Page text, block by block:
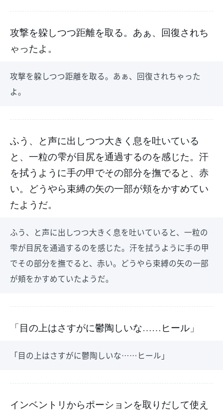
攻撃を躱しつつ距離を取る。あぁ、回復されち
ゃったよ。
攻撃を躱しつつ距離を取る。あぁ、回復されちゃった
よ。
ふう、と声に出しつつ大きく息を吐いている
と、一粒の雫が目尻を通過するのを感じた。汗
を拭うように手の甲でその部分を撫でると、赤
い。どうやら束縛の矢の一部が頬をかすめてい
たようだ。
ふう、と声に出しつつ大きく息を吐いていると、一粒の
雫が目尻を通過するのを感じた。汗を拭うように手の甲
でその部分を撫でると、赤い。どうやら束縛の矢の一部
が頬をかすめていたようだ。
「目の上はさすがに鬱陶しいな……ヒール」
「目の上はさすがに鬱陶しいな……ヒール」
インベントリからポーションを取りだして使え